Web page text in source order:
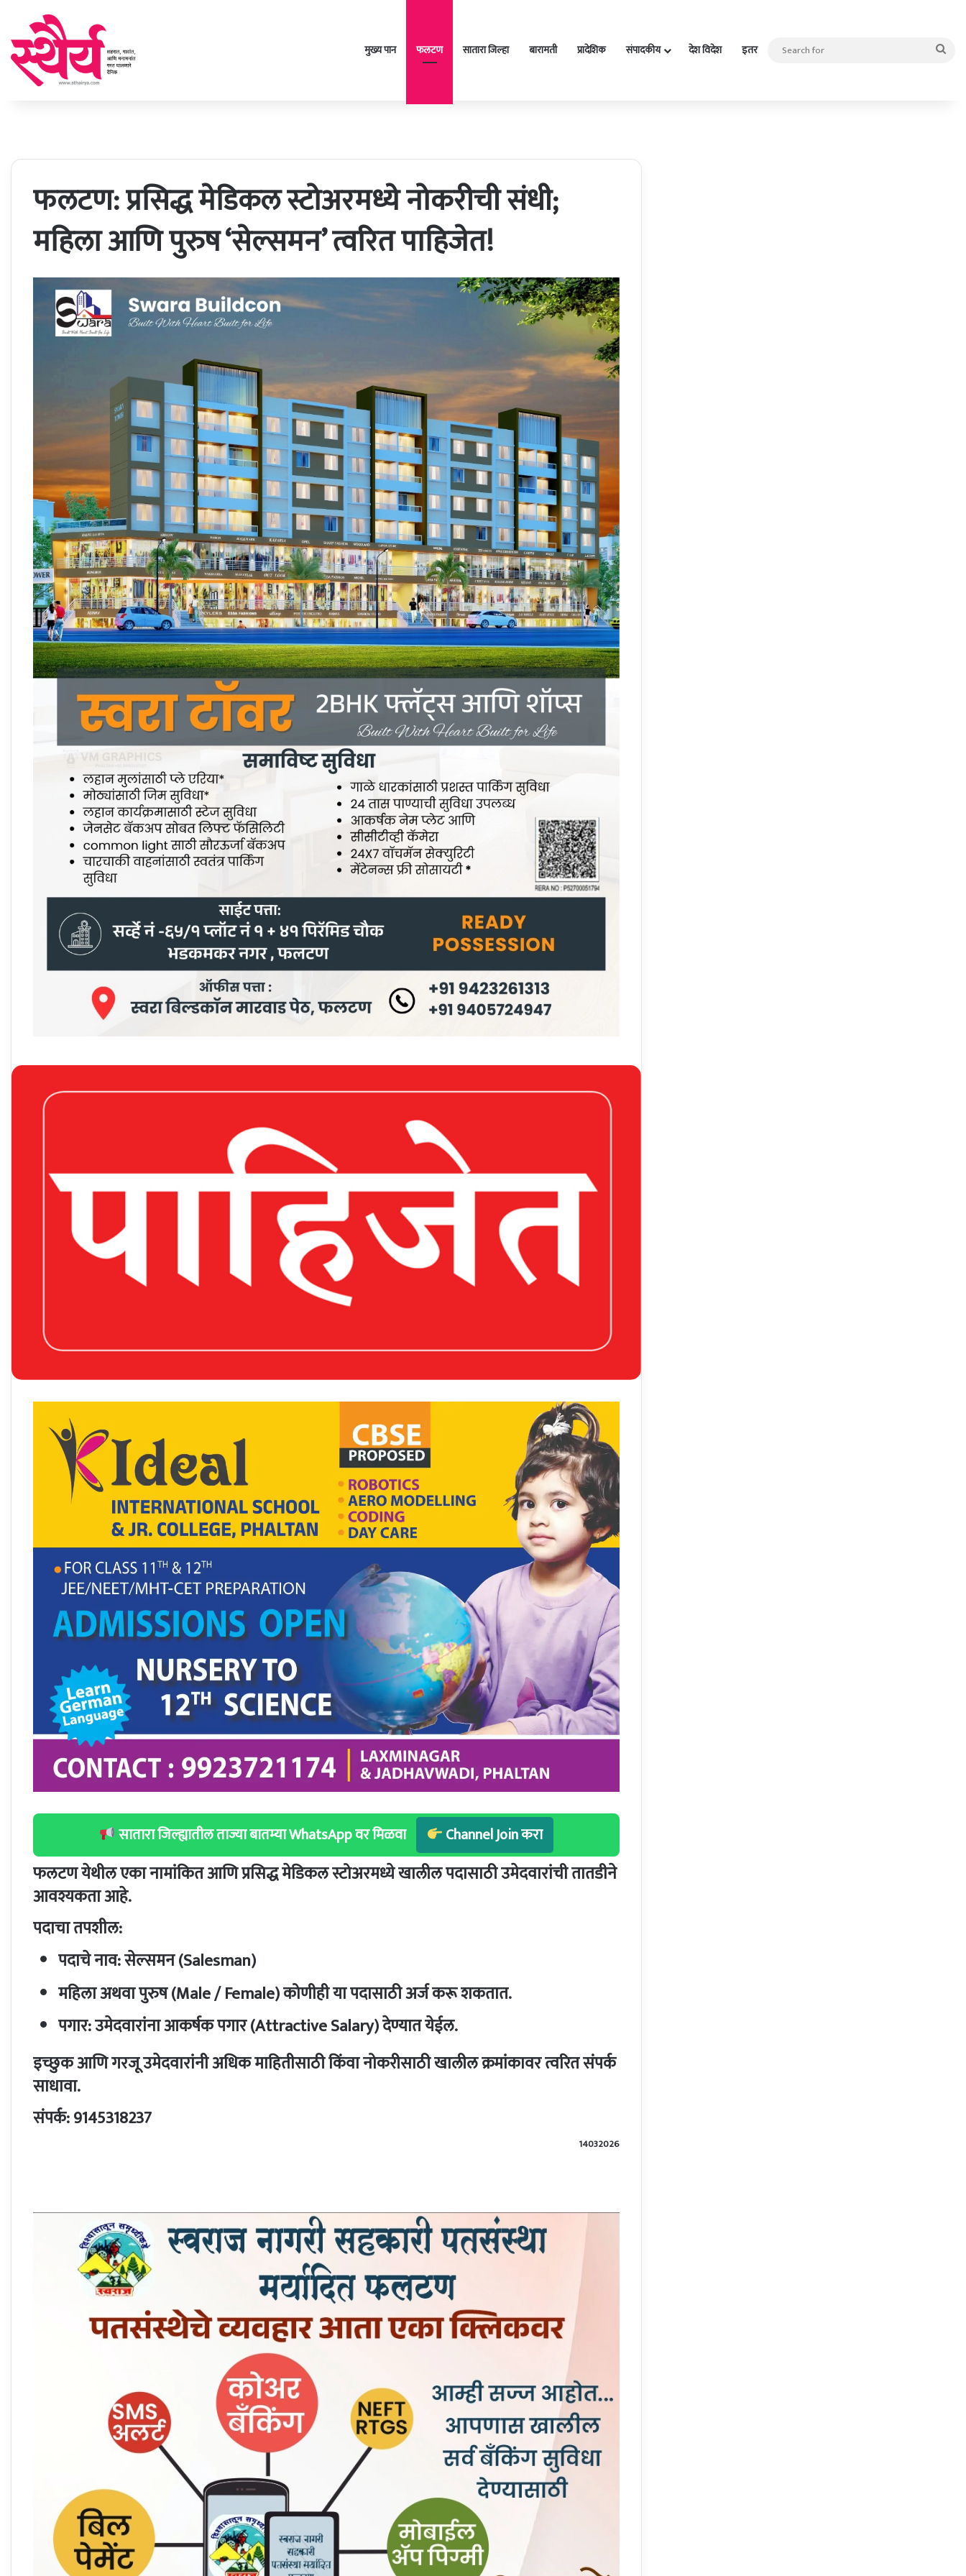
मुख्य पान फलटण सातारा जिल्हा बारामती प्रादेशिक संपादकीय देश विदेश इतर
फलटण: प्रसिद्ध मेडिकल स्टोअरमध्ये नोकरीची संधी;
महिला आणि पुरुष ‘सेल्समन’ त्वरित पाहिजेत!
सातारा जिल्ह्यातील ताज्या बातम्या WhatsApp वर मिळवा Channel Join करा
फलटण येथील एका नामांकित आणि प्रसिद्ध मेडिकल स्टोअरमध्ये खालील पदासाठी उमेदवारांची तातडीने
आवश्यकता आहे.
पदाचा तपशील:
पदाचे नाव:सेल्समन (Salesman)
महिला अथवा पुरुष (Male / Female) कोणीही या पदासाठी अर्ज करू शकतात.
पगार:उमेदवारांना आकर्षक पगार (Attractive Salary) देण्यात येईल.
इच्छुक आणि गरजू उमेदवारांनी अधिक माहितीसाठी किंवा नोकरीसाठी खालील क्रमांकावर त्वरित संपर्क
साधावा.
संपर्क:9145318237
14032026